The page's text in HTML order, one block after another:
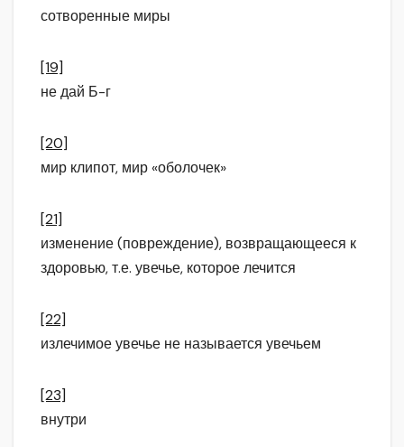
сотворенные миры
[19]
не дай Б-г
[20]
мир клипот, мир «оболочек»
[21]
изменение (повреждение), возвращающееся к
здоровью, т.е. увечье, которое лечится
[22]
излечимое увечье не называется увечьем
[23]
внутри